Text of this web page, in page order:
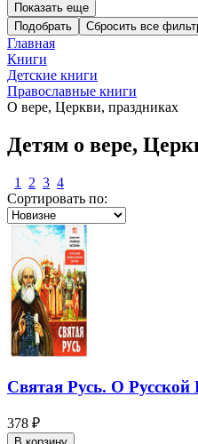
Показать еще
Подобрать
Главная
Книги
Детские книги
Православные книги
О вере, Церкви, праздниках
Детям о вере,
1 2 3 4
Сортировать по:
Святая Русь. О
378 ₽